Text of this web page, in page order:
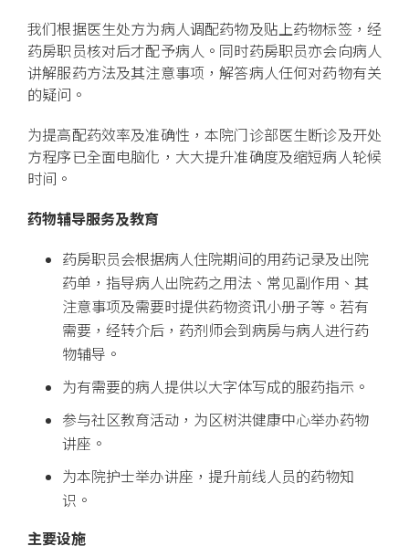
我们根据医生处方为病人调配药物及贴上药物标签，经
药房职员核对后才配予病人。同时药房职员亦会向病人
讲解服药方法及其注意事项，解答病人任何对药物有关
的疑问。
为提高配药效率及准确性，本院门诊部医生断诊及开处
方程序已全面电脑化，大大提升准确度及缩短病人轮候
时间。
药物辅导服务及教育
药房职员会根据病人住院期间的用药记录及出院
药单，指导病人出院药之用法、常见副作用、其
注意事项及需要时提供药物资讯小册子等。若有
需要，经转介后，药剂师会到病房与病人进行药
物辅导。
为有需要的病人提供以大字体写成的服药指示。
参与社区教育活动，为区树洪健康中心举办药物
讲座。
为本院护士举办讲座，提升前线人员的药物知
识。
主要设施